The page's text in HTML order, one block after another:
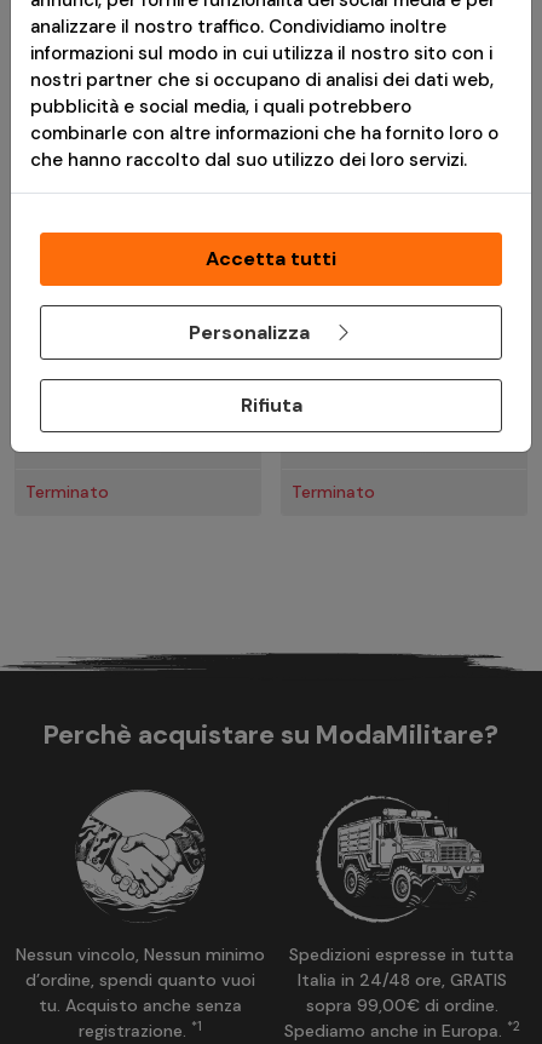
Terminato Terminato
€ 64,90
Terminato
€ 70,00
Pistola Co2 Para P11
Terminato
Perchè acquistare su ModaMilitare?
Nessun vincolo, Nessun minimo
d’ordine, spendi quanto vuoi
tu. Acquisto anche senza
registrazione. *1
Spedizioni espresse in tutta
Italia in 24/48 ore, GRATIS
sopra 99,00€ di ordine.
Spediamo anche in Europa. *2
analizzare il nostro traffico. Condividiamo inoltre
informazioni sul modo in cui utilizza il nostro sito con i
nostri partner che si occupano di analisi dei dati web,
pubblicità e social media, i quali potrebbero
combinarle con altre informazioni che ha fornito loro o
che hanno raccolto dal suo utilizzo dei loro servizi.
Accetta tutti
Personalizza
Rifiuta